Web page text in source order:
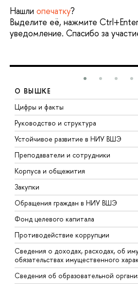
Нашли опечатку?
Выделите её, нажмите
уведомление. Спасибо за
О ВЫШКЕ
Цифры и факты
Руководство и структура
Устойчивое развитие в НИУ ВШЭ
Преподаватели и сотрудники
Корпуса и общежития
Закупки
Обращения граждан в НИУ ВШЭ
Фонд целевого капитала
Противодействие коррупции
Сведения о доходах, расходах, об
обязательствах имущественного
Сведения об образовательной